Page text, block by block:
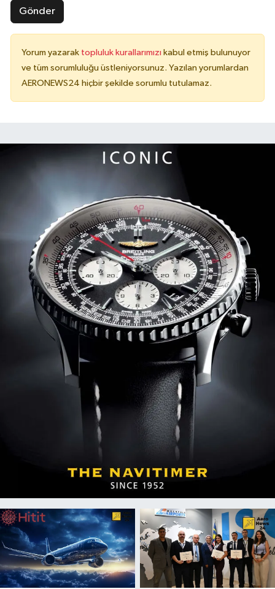
Gönder
Yorum yazarak topluluk kurallarımızı kabul etmiş bulunuyor
ve tüm sorumluluğu üstleniyorsunuz. Yazılan yorumlardan
AERONEWS24 hiçbir şekilde sorumlu tutulamaz.